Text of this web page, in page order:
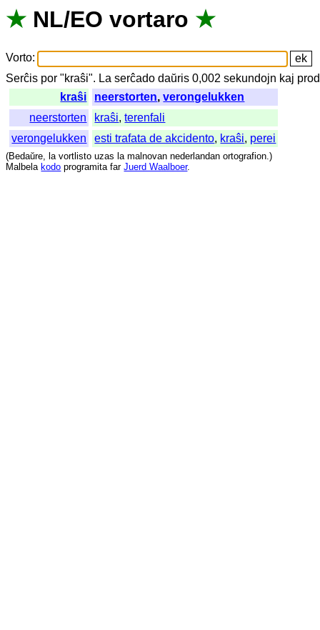
★ NL/EO vortaro ★
Vorto:
Serĉis por "kraŝi". La serĉado daŭris 0,002sekundojn kaj
kraŝi
neerstorten,verongelukken
neerstorten
kraŝi,terenfali
verongelukken
esti trafata de akcidento, kraŝi, perei
(Bedaŭre, la vortlisto uzas la malnovan nederlandan ortografion.)
Malbela kodo programita far Juerd Waalboer.